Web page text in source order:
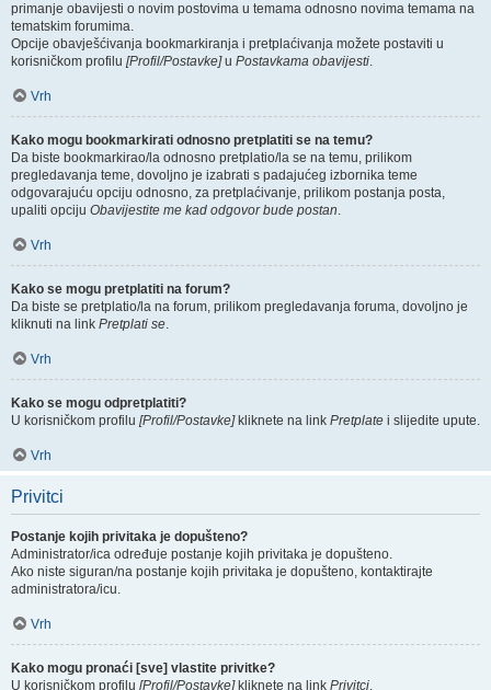
primanje obavijesti o novim postovima u temama odnosno novima temama na
tematskim forumima.
Opcije obavješćivanja bookmarkiranja i pretplaćivanja možete postaviti u
korisničkom profilu [Profil/Postavke]u Postavkama obavijesti.
Vrh
Kako mogu bookmarkirati odnosno pretplatiti se na temu?
Da biste bookmarkirao/la odnosno pretplatio/la se na temu, prilikom
pregledavanja teme, dovoljno je izabrati s padajućeg izbornika teme
odgovarajuću opciju odnosno, za pretplaćivanje, prilikom postanja posta,
upaliti opciju Obavijestite me kad odgovor bude postan.
Vrh
Kako se mogu pretplatiti na forum?
Da biste se pretplatio/la na forum, prilikom pregledavanja foruma, dovoljno je
kliknuti na link Pretplati se.
Vrh
Kako se mogu odpretplatiti?
U korisničkom profilu [Profil/Postavke]kliknete na link Pretplate i slijedite upute.
Vrh
Privitci
Postanje kojih privitaka je dopušteno?
Administrator/ica određuje postanje kojih privitaka je dopušteno.
Ako niste siguran/na postanje kojih privitaka je dopušteno, kontaktirajte
administratora/icu.
Vrh
Kako mogu pronaći [sve] vlastite privitke?
U korisničkom profilu [Profil/Postavke]kliknete na link Privitci.